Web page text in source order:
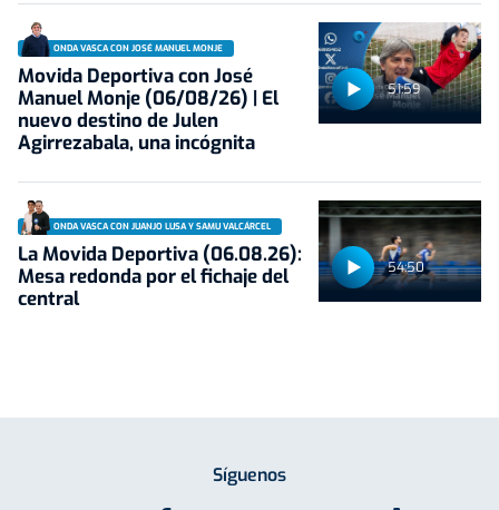
51:59
ONDA VASCA CON JOSÉ MANUEL MONJE
Movida Deportiva con José
Manuel Monje (06/08/26) | El
nuevo destino de Julen
Agirrezabala, una incógnita
54:50
ONDA VASCA CON JUANJO LUSA Y SAMU VALCÁRCEL
La Movida Deportiva (06.08.26):
Mesa redonda por el fichaje del
central
Síguenos